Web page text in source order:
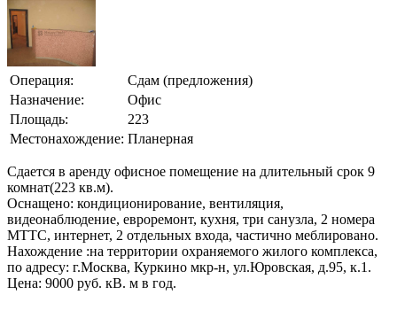
Операция:
Сдам (предложения)
Назначение:
Офис
Площадь:
223
Местонахождение: Планерная
Сдается в аренду офисное помещение на длительный срок 9
комнат(223 кв.м).
Оснащено: кондиционирование, вентиляция,
видеонаблюдение, евроремонт, кухня, три санузла, 2 номера
МТТС, интернет, 2 отдельных входа, частично меблировано.
Нахождение :на территории охраняемого жилого комплекса,
по адресу: г.Москва, Куркино мкр-н, ул.Юровская, д.95, к.1.
Цена: 9000 руб. кВ. м в год.